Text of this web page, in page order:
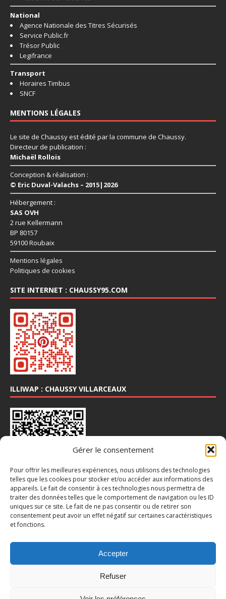
Gérer le consentement
Pour offrir les meilleures expériences, nous utilisons des technologies
telles que les cookies pour stocker et/ou accéder aux informations des
appareils. Le fait de consentir à ces technologies nous permettra de
traiter des données telles que le comportement de navigation ou les ID
uniques sur ce site. Le fait de ne pas consentir ou de retirer son
consentement peut avoir un effet négatif sur certaines caractéristiques
et fonctions.
Accepter
Refuser
National
Agence Nationale des Titres Sécurisés
Service Public.fr
Trésor Public
Legifrance
Transport
Horaires Timbus
SNCF
MENTIONS LÉGALES
Le site de Chaussy est édité par la commune de Chaussy.
Directeur de publication :
Michaël Rollois
Conception & réalisation :
© Eric Duval-Valachs – 2015|2026
Hébergement :
SAS OVH
2 rue Kellermann
BP 80157
59100 Roubaix
Mentions légales
Politiques de cookies
SITE INTERNET : CHAUSSY95.COM
ILLIWAP : CHAUSSY VILLARCEAUX
INSTA : @CHAUSSY_VILLARCEAUX